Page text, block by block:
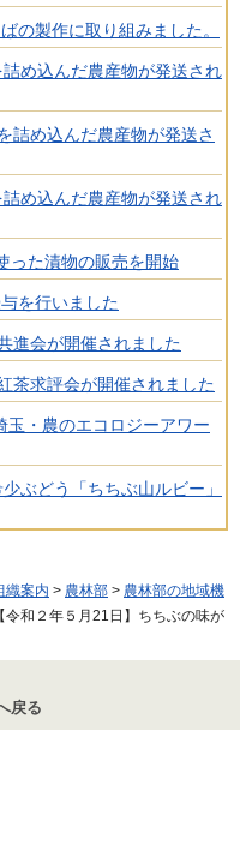
の製作に取り組みました。
め込んだ農産物が発送され
詰め込んだ農産物が発送さ
め込んだ農産物が発送され
った漬物の販売を開始
を行いました
進会が開催されました
茶求評会が開催されました
・農のエコロジーアワー
ぶどう「ちちぶ山ルビー」
織案内 > 農林部 > 農林部の地域機
令和２年５月21日】ちちぶの味が
戻る